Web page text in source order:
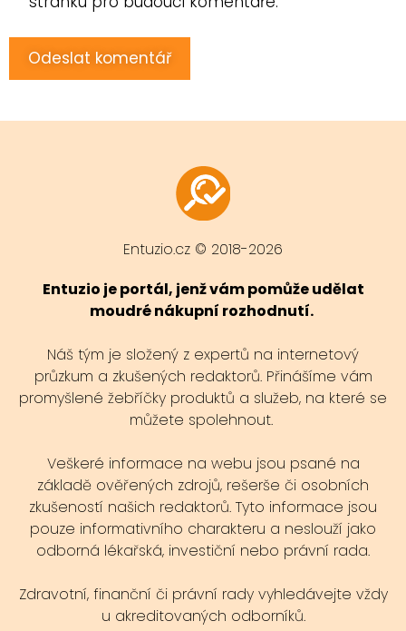
Entuzio.cz © 2018-2026
Entuzio je portál, jenž vám pomůže udělat
moudré nákupní rozhodnutí.
Náš tým je složený z expertů na internetový
průzkum a zkušených redaktorů. Přinášíme vám
promyšlené žebříčky produktů a služeb, na které se
můžete spolehnout.
Veškeré informace na webu jsou psané na
základě ověřených zdrojů, rešerše či osobních
zkušeností našich redaktorů. Tyto informace jsou
pouze informativního charakteru a neslouží jako
odborná lékařská, investiční nebo právní rada.
Zdravotní, finanční či právní rady vyhledávejte vždy
u akreditovaných odborníků.